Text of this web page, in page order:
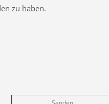
zu haben.